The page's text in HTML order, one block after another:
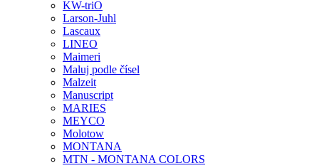
KW-triO
Larson-Juhl
Lascaux
LINEO
Maimeri
Maluj podle čísel
Malzeit
Manuscript
MARIES
MEYCO
Molotow
MONTANA
MTN - MONTANA COLORS